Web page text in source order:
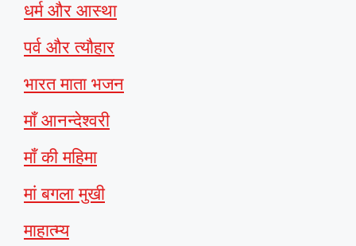
धर्म और आस्था
पर्व और त्यौहार
भारत माता भजन
माँ आनन्देश्वरी
माँ की महिमा
मां बगला मुखी
माहात्म्य